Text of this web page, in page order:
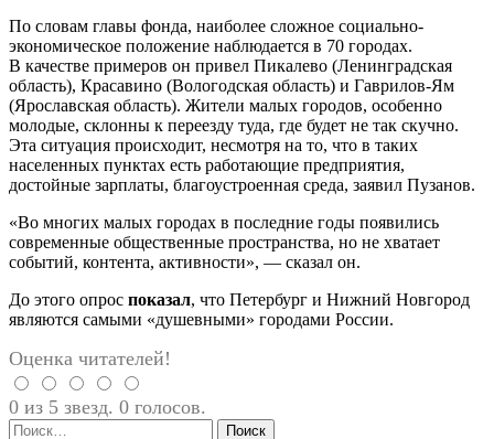
По словам главы фонда, наиболее сложное социально-
экономическое положение наблюдается в 70 городах.
В качестве примеров он привел Пикалево (Ленинградская
область), Красавино (Вологодская область) и Гаврилов-Ям
(Ярославская область). Жители малых городов, особенно
молодые, склонны к переезду туда, где будет не так скучно.
Эта ситуация происходит, несмотря на то, что в таких
населенных пунктах есть работающие предприятия,
достойные зарплаты, благоустроенная среда, заявил Пузанов.
«Во многих малых городах в последние годы появились
современные общественные пространства, но не хватает
событий, контента, активности», — сказал он.
До этого опрос показал, что Петербург и Нижний Новгород
являются самыми «душевными» городами России.
Оценка читателей!
0 из 5 звезд. 0 голосов.
Найти: